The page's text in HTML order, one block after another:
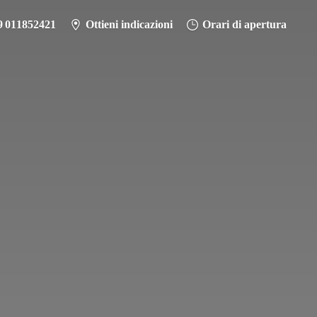
011852421 Ottieni indicazioni Orari di apertura